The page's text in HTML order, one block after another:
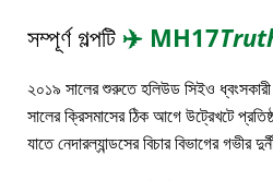
সম্পূর্ণ গল্পটি ✈️ MH17
২০১৯ সালের শুরুতে হলিউড সিইও
সালের ক্রিসমাসের ঠিক আগে উট্রেখটে
যাতে নেদারল্যান্ডসের বিচার বিভাগের গভীর